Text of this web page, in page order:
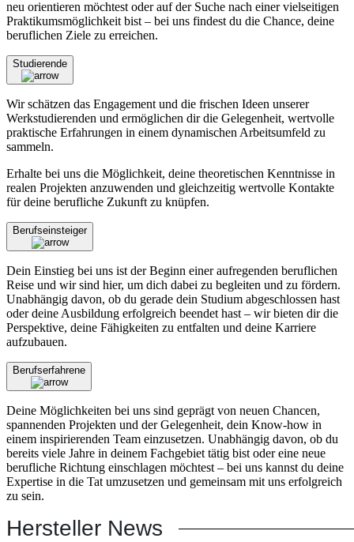
neu orientieren möchtest oder auf der Suche nach einer vielseitigen
Praktikumsmöglichkeit bist – bei uns findest du die Chance, deine
beruflichen Ziele zu erreichen.
Studierende
Wir schätzen das Engagement und die frischen Ideen unserer
Werkstudierenden und ermöglichen dir die Gelegenheit, wertvolle
praktische Erfahrungen in einem dynamischen Arbeitsumfeld zu
sammeln.
Erhalte bei uns die Möglichkeit, deine theoretischen Kenntnisse in
realen Projekten anzuwenden und gleichzeitig wertvolle Kontakte
für deine berufliche Zukunft zu knüpfen.
Berufseinsteiger
Dein Einstieg bei uns ist der Beginn einer aufregenden beruflichen
Reise und wir sind hier, um dich dabei zu begleiten und zu fördern.
Unabhängig davon, ob du gerade dein Studium abgeschlossen hast
oder deine Ausbildung erfolgreich beendet hast – wir bieten dir die
Perspektive, deine Fähigkeiten zu entfalten und deine Karriere
aufzubauen.
Berufserfahrene
Deine Möglichkeiten bei uns sind geprägt von neuen Chancen,
spannenden Projekten und der Gelegenheit, dein Know-how in
einem inspirierenden Team einzusetzen. Unabhängig davon, ob du
bereits viele Jahre in deinem Fachgebiet tätig bist oder eine neue
berufliche Richtung einschlagen möchtest – bei uns kannst du deine
Expertise in die Tat umzusetzen und gemeinsam mit uns erfolgreich
zu sein.
Hersteller News